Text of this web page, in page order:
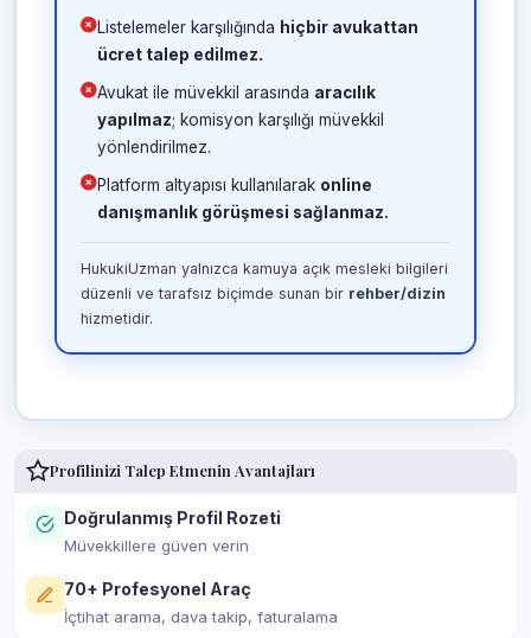
Listelemeler karşılığında hiçbir avukattan
ücret talep edilmez.
Avukat ile müvekkil arasında aracılık
yapılmaz; komisyon karşılığı müvekkil
yönlendirilmez.
Platform altyapısı kullanılarak online
danışmanlık görüşmesi sağlanmaz.
HukukiUzman yalnızca kamuya açık mesleki bilgileri
düzenli ve tarafsız biçimde sunan bir rehber/dizin
hizmetidir.
Profilinizi Talep Etmenin Avantajları
Doğrulanmış Profil Rozeti
Müvekkillere güven verin
70+ Profesyonel Araç
İçtihat arama, dava takip, faturalama